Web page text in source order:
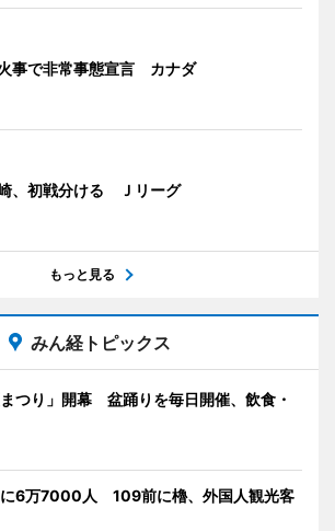
事で非常事態宣言 カナダ
、初戦分ける Ｊリーグ
もっと見る
みん経トピックス
つり」開幕 盆踊りを毎日開催、飲食・
に6万7000人 109前に櫓、外国人観光客